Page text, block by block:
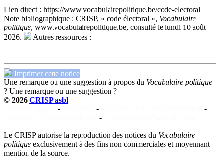
Lien direct : https://www.vocabulairepolitique.be/code-electoral
Note bibliographique : CRISP, « code électoral », Vocabulaire
politique, www.vocabulairepolitique.be, consulté le lundi 10 août
2026.
Autres ressources :
Imprimer cette notice
Une remarque ou une suggestion à propos du Vocabulaire politique
? Une remarque ou une suggestion ?
© 2026 CRISP asbl
- -
-
-
Le CRISP autorise la reproduction des notices du Vocabulaire
politique exclusivement à des fins non commerciales et moyennant
mention de la source.